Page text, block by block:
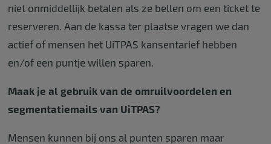
niet onmiddellijk betalen als ze bellen om een ticket te
reserveren. Aan de kassa ter plaatse vragen we dan
actief of mensen het UiTPAS kansentarief hebben
en/of een puntje willen sparen.
Maak je al gebruik van de omruilvoordelen en
segmentatiemails van UiTPAS?
Mensen kunnen bij ons al punten sparen maar